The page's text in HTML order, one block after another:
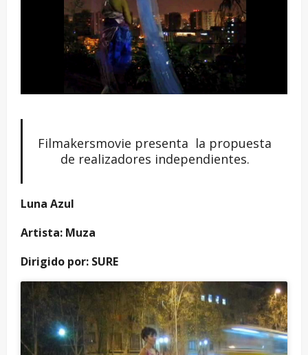
Filmakersmovie presenta la propuesta
de realizadores independientes.
Luna Azul
Artista: Muza
Dirigido por: SURE